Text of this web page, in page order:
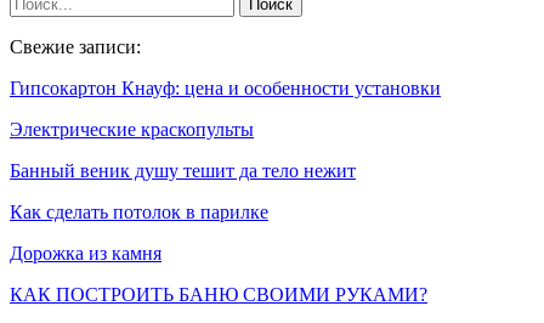
Свежие записи:
Гипсокартон Кнауф: цена и особенности установки
Электрические краскопульты
Банный веник душу тешит да тело нежит
Как сделать потолок в парилке
Дорожка из камня
КАК ПОСТРОИТЬ БАНЮ СВОИМИ РУКАМИ?